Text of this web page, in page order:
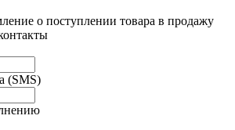
о поступлении товара в продажу
(SMS)